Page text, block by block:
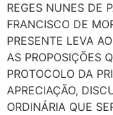
REGES NUNES DE
FRANCISCO DE
PRESENTE LEVA
AS PROPOSIÇÕES
PROTOCOLO DA
APRECIAÇÃO,
ORDINÁRIA QUE